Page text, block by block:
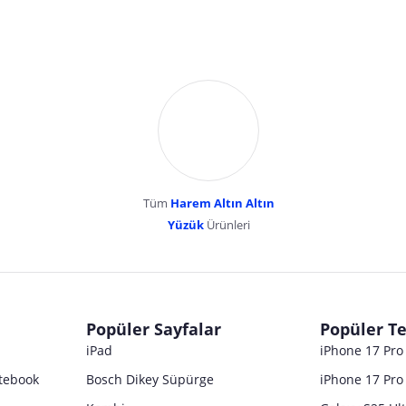
YENİBOSNA MERKEZ MAH LADİN SOK
Tüm Harem Altın Altın
YüzükÜrünleri
Popüler Sayfalar
iPad
Bosch Dikey Süpürge
Popüler
iPhone 17
iPhone 17 Pro